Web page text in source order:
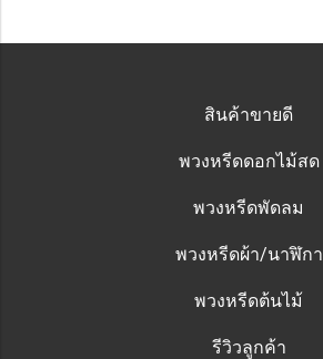
สินค้าขายดี
พวงหรีดดอกไม้สด
พวงหรีดพัดลม
พวงหรีดผ้า/นาฬิกา
พวงหรีดต้นไม้
รีวิวลูกค้า